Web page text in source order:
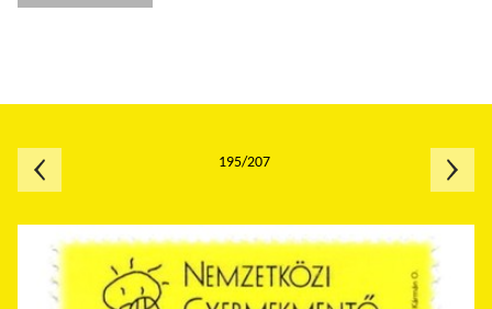
195/207